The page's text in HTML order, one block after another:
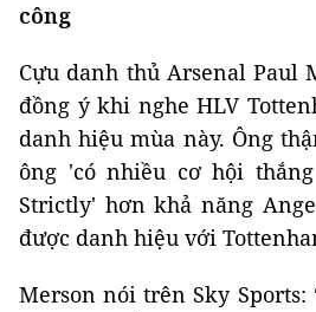
công
Cựu danh thủ Arsenal Paul
đồng ý khi nghe HLV
danh hiệu mùa này. Ông
ông 'có nhiều cơ hội
Strictly' hơn khả năng
được danh hiệu với
Merson nói trên Sky Sports: